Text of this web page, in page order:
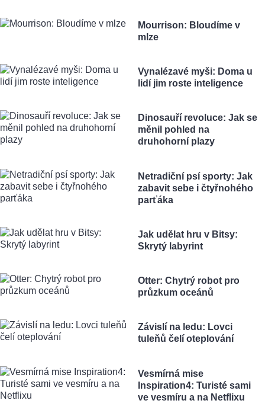
Mourrison: Bloudíme v
mlze
Vynalézavé myši: Doma u
lidí jim roste inteligence
Dinosauří revoluce: Jak se
měnil pohled na
druhohorní plazy
Netradiční psí sporty: Jak
zabavit sebe i čtyřnohého
parťáka
Jak udělat hru v Bitsy:
Skrytý labyrint
Otter: Chytrý robot pro
průzkum oceánů
Závislí na ledu: Lovci
tuleňů čelí oteplování
Vesmírná mise
Inspiration4: Turisté sami
ve vesmíru a na Netflixu